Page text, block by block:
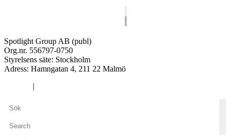
Spotlight Group AB (publ)
Org.nr. 556797-0750
Styrelsens säte: Stockholm
Adress: Hamngatan 4, 211 22 Malmö
|